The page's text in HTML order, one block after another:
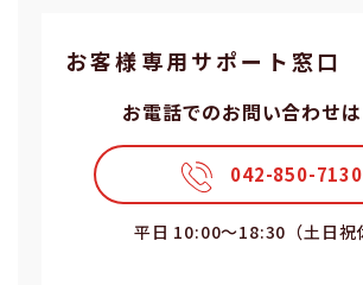
お客様専⽤サポート窓⼝
お電話でのお問い合わせ
042-850-7130
平⽇ 10:00〜18:30（⼟⽇祝